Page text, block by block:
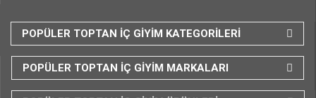
POPÜLER TOPTAN İÇ GİYİM KATEGORİLERİ
POPÜLER TOPTAN İÇ GİYİM MARKALARI